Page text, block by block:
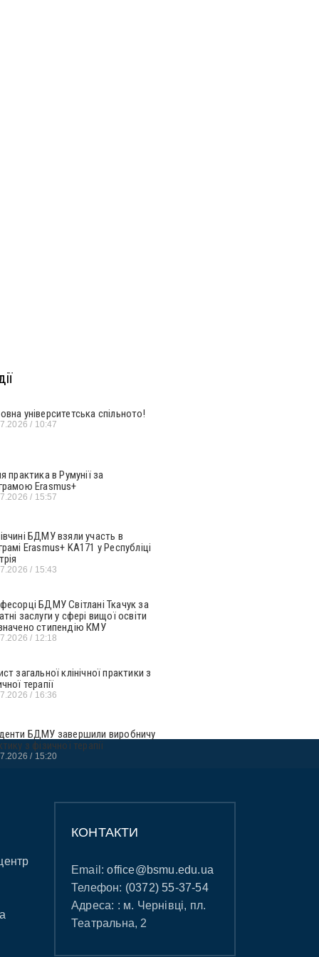
університетська спільното!
10:47
практика в Румунії за
Erasmus+
15:57
БДМУ взяли участь в
Erasmus+ KA171 у Республіці
15:43
БДМУ Світлані Ткачук за
заслуги у сфері вищої освіти
стипендію КМУ
12:18
загальної клінічної практики з
терапії
16:36
БДМУ завершили виробничу
з фізичної терапії
15:20
КОНТАКТИ
Email:office@bsmu.edu.ua
Телефон: (0372) 55-37-54
Адреса: : м. Чернівці, пл.
Театральна, 2